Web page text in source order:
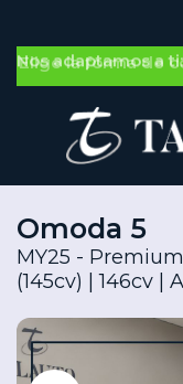
Nos adaptamos a
Por Tipo
Omoda 5
MY25 -
(145cv) | 146cv |